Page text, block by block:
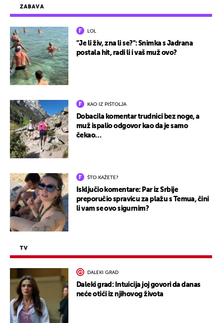
ZABAVA
LOL
"Je li živ, zna li se?": Snimka s Jadrana
postala hit, radi li i vaš muž ovo?
KAO IZ PIŠTOLJA
Dobacila komentar trudnici bez noge, a
muž ispalio odgovor kao da je samo
čekao…
ŠTO KAŽETE?
Isključio komentare: Par iz Srbije
preporučio spravicu za plažu s Temua, čini
li vam se ovo sigurnim?
TV
DALEKI GRAD
Daleki grad: Intuicija joj govori da danas
neće otići iz njihovog života